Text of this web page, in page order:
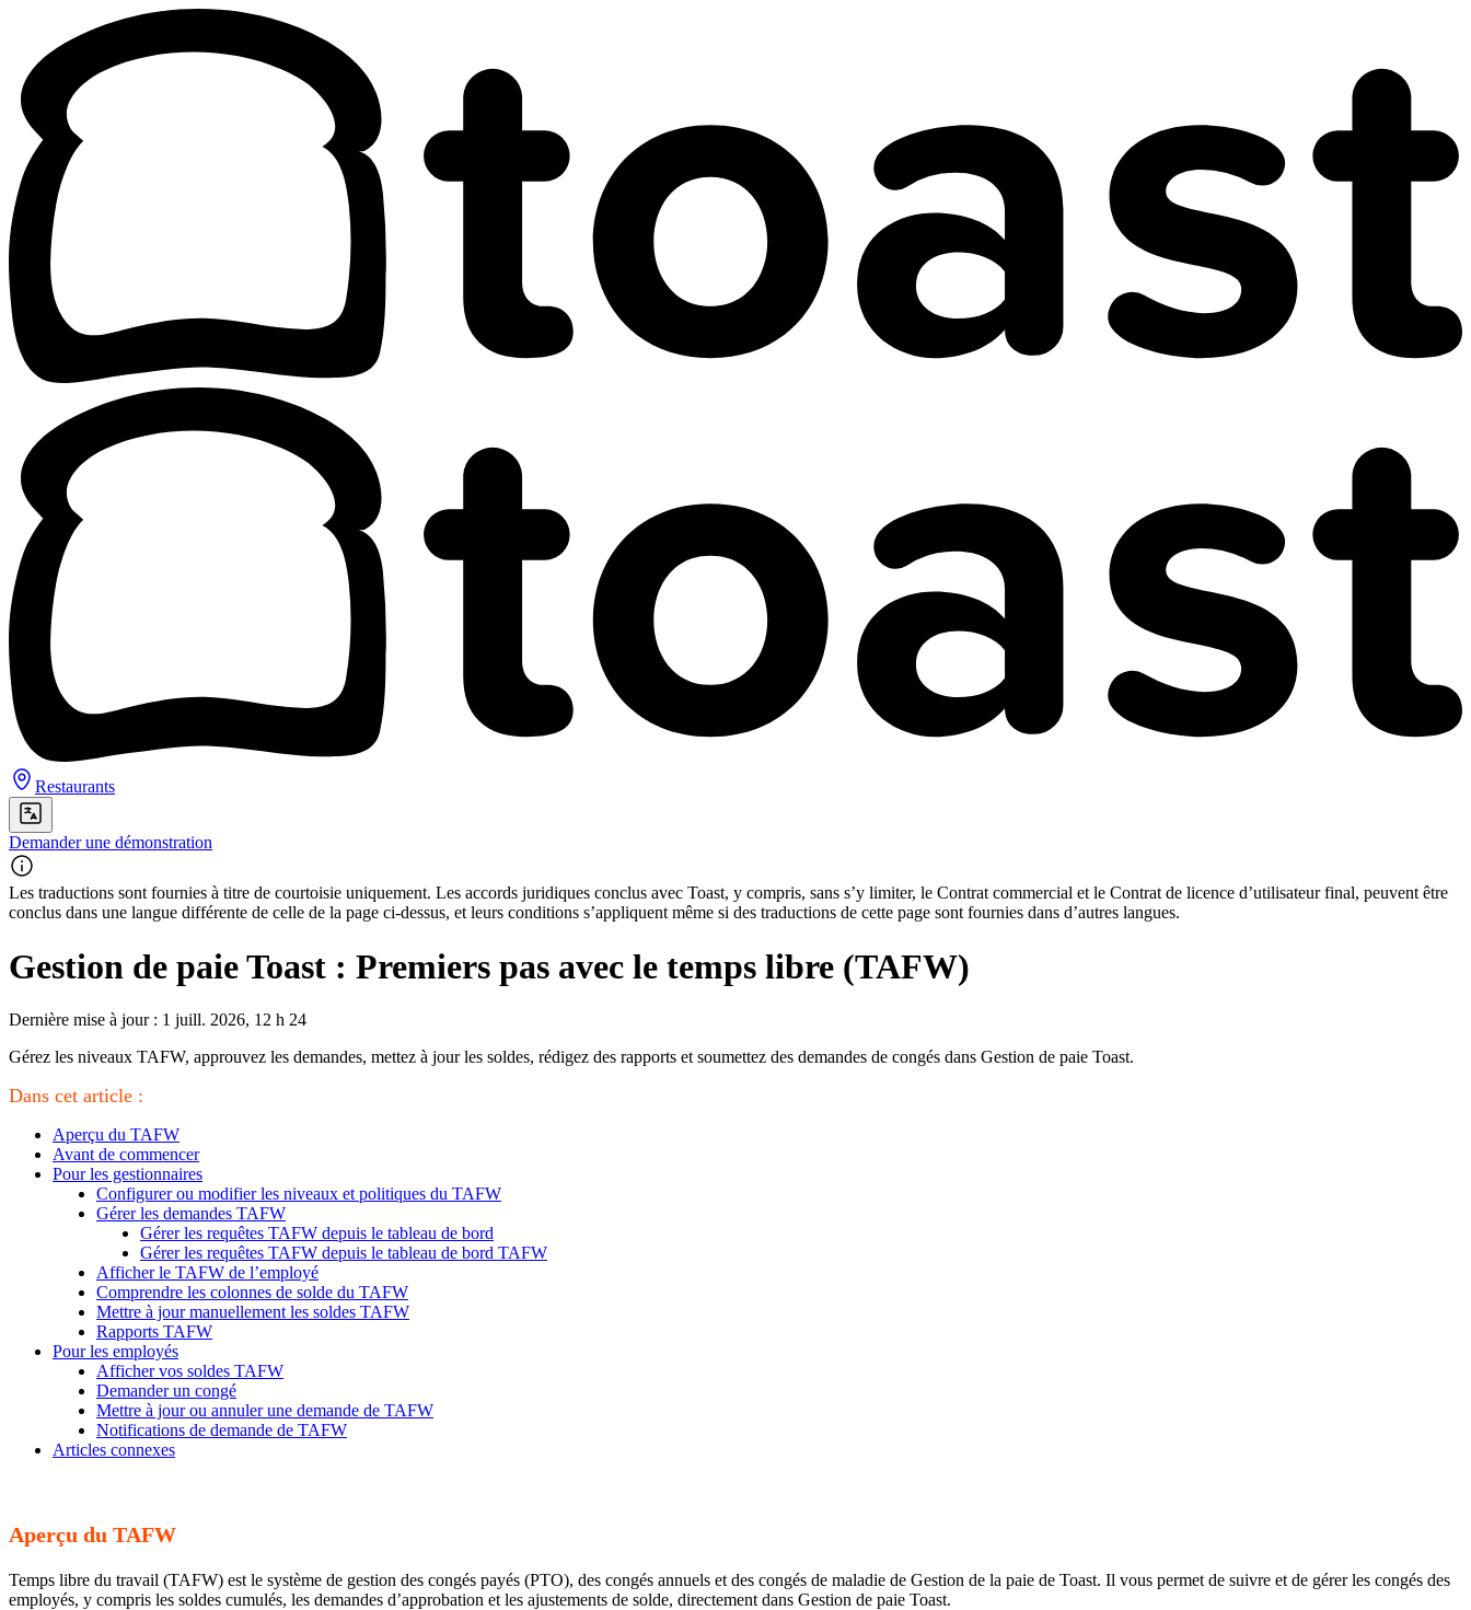
Restaurants
Demander une démonstration
Les traductions sont fournies à titre de courtoisie uniquement. Les accords juridiques conclus avec Toast, y compris, sans s’y limiter, le Contrat commercial et le Contrat de licence d’utilisateur final, peuvent être
conclus dans une langue différente de celle de la page ci-dessus, et leurs conditions s’appliquent même si des traductions de cette page sont fournies dans d’autres langues.
Gestion de paie Toast : Premiers pas avec le temps libre (TAFW)
Dernière mise à jour : 1 juill. 2026, 12 h 24
Gérez les niveaux TAFW, approuvez les demandes, mettez à jour les soldes, rédigez des rapports et soumettez des demandes de congés dans Gestion de paie Toast.
Dans cet article :
Aperçu du TAFW
Avant de commencer
Pour les gestionnaires
Configurer ou modifier les niveaux et politiques du TAFW
Gérer les demandes TAFW
Gérer les requêtes TAFW depuis le tableau de bord
Gérer les requêtes TAFW depuis le tableau de bord TAFW
Afficher le TAFW de l’employé
Comprendre les colonnes de solde du TAFW
Mettre à jour manuellement les soldes TAFW
Rapports TAFW
Pour les employés
Afficher vos soldes TAFW
Demander un congé
Mettre à jour ou annuler une demande de TAFW
Notifications de demande de TAFW
Articles connexes
Aperçu du TAFW
Temps libre du travail (TAFW) est le système de gestion des congés payés (PTO), des congés annuels et des congés de maladie de Gestion de la paie de Toast. Il vous permet de suivre et de gérer les congés des
employés, y compris les soldes cumulés, les demandes d’approbation et les ajustements de solde, directement dans Gestion de paie Toast.